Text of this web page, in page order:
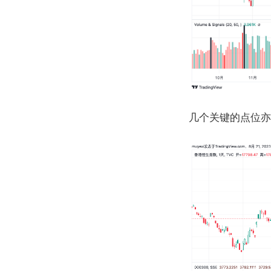
几个关键的点位